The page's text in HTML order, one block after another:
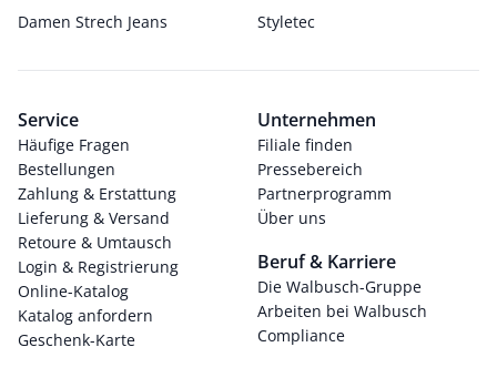
Damen Strech Jeans
Styletec
Service
Häufige Fragen
Bestellungen
Zahlung & Erstattung
Lieferung & Versand
Retoure & Umtausch
Login & Registrierung
Online-Katalog
Katalog anfordern
Geschenk-Karte
Unternehmen
Filiale finden
Pressebereich
Partnerprogramm
Über uns
Beruf & Karriere
Die Walbusch-Gruppe
Arbeiten bei Walbusch
Compliance